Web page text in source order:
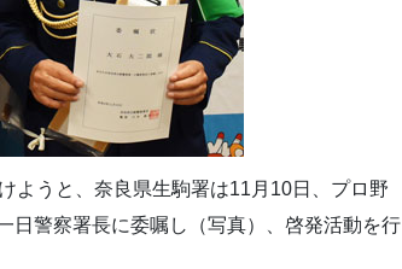
ようと、奈良県生駒署は11月10日、プロ野
日警察署長に委嘱し（写真）、啓発活動を行